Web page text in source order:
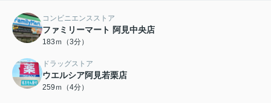
コンビニエンスストア
ファミリーマート 阿見中央店
183ｍ（3分）
ドラッグストア
ウエルシア阿見若栗店
259ｍ（4分）